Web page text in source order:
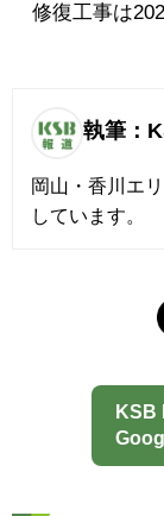
修復工事は
執筆：
岡山・香川エ
しています。
KSB